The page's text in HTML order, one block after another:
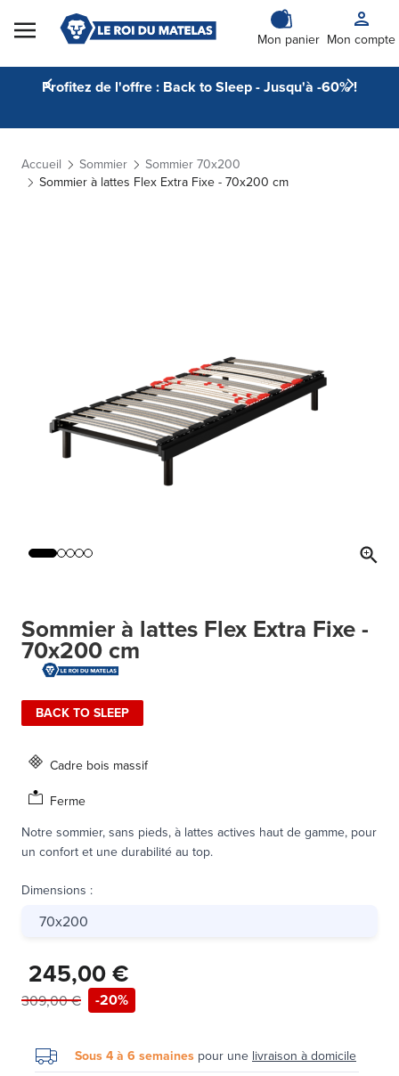
Skip to Content
Mon panier Mon compte
Profitez de l'offre : Back to Sleep - Jusqu'à -60% !
Accueil Sommier
Sommier 70x200
Sommier à lattes Flex Extra Fixe - 70x200 cm
Sommier à lattes Flex Extra Fixe -
70x200 cm
BACK TO SLEEP
Cadre bois massif
Ferme
Notre sommier, sans pieds, à lattes actives haut de gamme, pour
un confort et une durabilité au top.
Dimensions :
70x200
245,00 €
309,00 € -20%
Sous 4 à 6 semaines pour une livraison à domicile